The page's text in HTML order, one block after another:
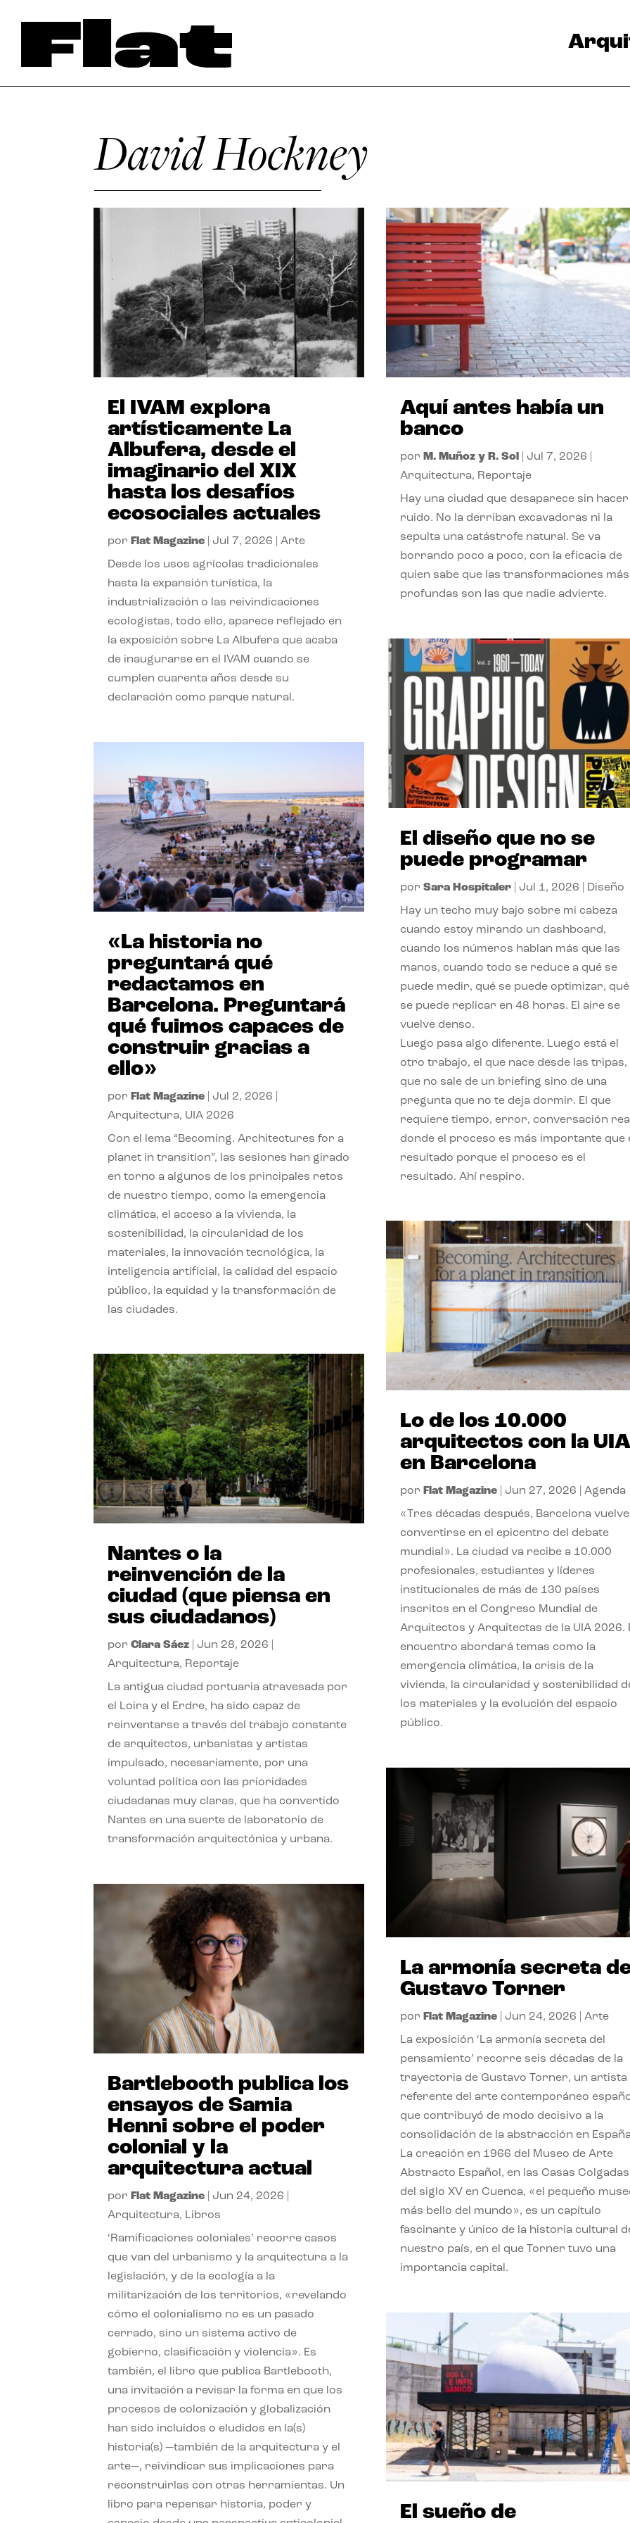
David Hockney
El IVAM explora
artísticamente La
Albufera, desde el
imaginario del XIX
hasta los desafíos
ecosociales actuales
por Flat Magazine Jul 7, 2026 |Arte
Desde los usos agrícolas tradicionales
hasta la expansión turística, la
industrialización o las reivindicaciones
ecologistas, todo ello, aparece reflejado en
la exposición sobre La Albufera que acaba
de inaugurarse en el IVAM cuando se
cumplen cuarenta años desde su
declaración como parque natural.
«La historia no
preguntará qué
redactamos en
Barcelona. Preguntará
qué fuimos capaces de
construir gracias a
ello»
por Flat Magazine Jul 2, 2026
Arquitectura, UIA 2026
Con el lema “Becoming. Architectures for a
planet in transition”, las sesiones han girado
en torno a algunos de los principales retos
de nuestro tiempo, como la emergencia
climática, el acceso a la vivienda, la
sostenibilidad, la circularidad de los
materiales, la innovación tecnológica, la
inteligencia artificial, la calidad del espacio
público, la equidad y la transformación de
las ciudades.
Nantes o la
reinvención de la
ciudad (que piensa en
sus ciudadanos)
porClara Sáez Jun 28, 2026
Arquitectura, Reportaje
La antigua ciudad portuaria atravesada por
el Loira y el Erdre, ha sido capaz de
reinventarse a través del trabajo constante
de arquitectos, urbanistas y artistas
impulsado, necesariamente, por una
voluntad política con las prioridades
ciudadanas muy claras, que ha convertido
Nantes en una suerte de laboratorio de
transformación arquitectónica y urbana.
Bartlebooth publica los
ensayos de Samia
Henni sobre el poder
colonial y la
arquitectura actual
por Flat Magazine Jun 24, 2026
Arquitectura, Libros
‘Ramificaciones coloniales’ recorre casos
que van del urbanismo y la arquitectura a la
legislación, y de la ecología a la
militarización de los territorios, «revelando
cómo el colonialismo no es un pasado
cerrado, sino un sistema activo de
gobierno, clasificación y violencia». Es
también, el libro que publica Bartlebooth,
una invitación a revisar la forma en que los
procesos de colonización y globalización
han sido incluidos o eludidos en la(s)
historia(s) —también de la arquitectura y el
arte—, reivindicar sus implicaciones para
reconstruirlas con otras herramientas. Un
libro para repensar historia, poder y
Aquí antes había un
banco
por M. Muñoz y R. Sol Jul 7, 2026
Arquitectura, Reportaje
Hay una ciudad que desaparece sin hacer
ruido. No la derriban excavadoras ni la
sepulta una catástrofe natural. Se va
borrando poco a poco, con la eficacia de
quien sabe que las transformaciones más
profundas son las que nadie advierte.
El diseño que no se
puede programar
por Sara Hospitaler| Jul 1, 2026 Diseño
Hay un techo muy bajo sobre mi cabeza
cuando estoy mirando un dashboard,
cuando los números hablan más que las
manos, cuando todo se reduce a qué se
puede medir, qué se puede optimizar, qué
se puede replicar en 48 horas. El aire se
vuelve denso.
Luego pasa algo diferente. Luego está el
otro trabajo, el que nace desde las tripas,
que no sale de un briefing sino de una
pregunta que no te deja dormir. El que
requiere tiempo, error, conversación
donde el proceso es más importante que
resultado porque el proceso es el
resultado. Ahí respiro.
Lo de los 10.000
arquitectos con la UIA
en Barcelona
por Flat Magazine| Jun 27, 2026 Agenda
«Tres décadas después, Barcelona vuelve
convertirse en el epicentro del debate
mundial». La ciudad va recibe a 10.000
profesionales, estudiantes y líderes
institucionales de más de 130 países
inscritos en el Congreso Mundial de
Arquitectos y Arquitectas de la UIA 2026.
encuentro abordará temas como la
emergencia climática, la crisis de la
vivienda, la circularidad y sostenibilidad
los materiales y la evolución del espacio
público.
La armonía secreta
Gustavo Torner
por Flat Magazine| Jun 24, 2026 Arte
La exposición ‘La armonía secreta del
pensamiento’ recorre seis décadas de la
trayectoria de Gustavo Torner, un artista
referente del arte contemporáneo
que contribuyó de modo decisivo a la
consolidación de la abstracción en
La creación en 1966 del Museo de Arte
Abstracto Español, en las Casas Colgadas
del siglo XV en Cuenca, «el pequeño
más bello del mundo», es un capítulo
fascinante y único de la historia cultural
nuestro país, en el que Torner tuvo una
importancia capital.
El sueño de